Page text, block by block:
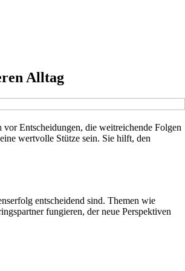
Alltag
Entscheidungen, die weitreichende Folgen
wertvolle Stütze sein. Sie hilft, den
entscheidend sind. Themen wie
fungieren, der neue Perspektiven